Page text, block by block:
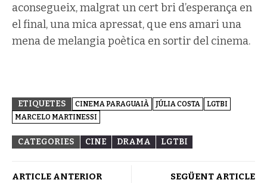
aconsegueix, malgrat un cert bri d’esperança en
el final, una mica apressat, que ens amari una
mena de melangia poètica en sortir del cinema.
ETIQUETES CINEMA PARAGUAIÀ JÚLIA COSTA
LGTBI
MARCELO MARTINESSI
CATEGORIES CINE DRAMA LGTBI
ARTICLE ANTERIOR SEGÜENT ARTICLE